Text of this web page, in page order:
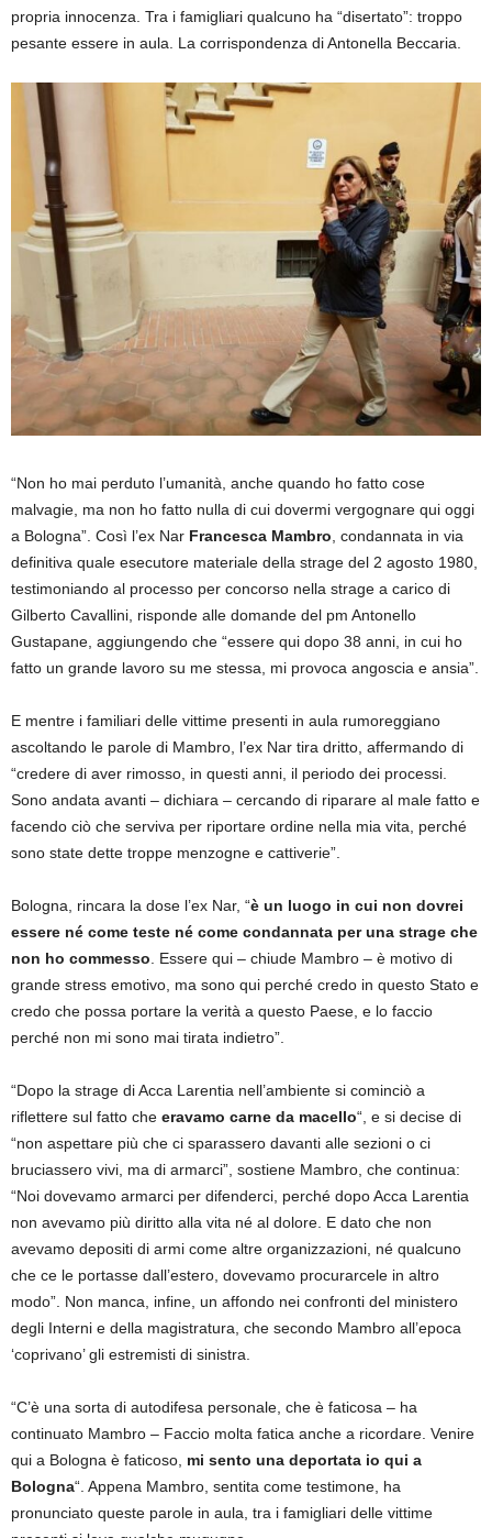
propria innocenza. Tra i famigliari qualcuno ha “disertato”: troppo
pesante essere in aula. La corrispondenza di Antonella Beccaria.
“Non ho mai perduto l’umanità, anche quando ho fatto cose
malvagie, ma non ho fatto nulla di cui dovermi vergognare qui oggi
a Bologna”. Così l’ex Nar Francesca Mambro , condannata in via
definitiva quale esecutore materiale della strage del 2 agosto 1980,
testimoniando al processo per concorso nella strage a carico di
Gilberto Cavallini, risponde alle domande del pm Antonello
Gustapane, aggiungendo che “essere qui dopo 38 anni, in cui ho
fatto un grande lavoro su me stessa, mi provoca angoscia e ansia”.
E mentre i familiari delle vittime presenti in aula rumoreggiano
ascoltando le parole di Mambro, l’ex Nar tira dritto, affermando di
“credere di aver rimosso, in questi anni, il periodo dei processi.
Sono andata avanti – dichiara – cercando di riparare al male fatto e
facendo ciò che serviva per riportare ordine nella mia vita, perché
sono state dette troppe menzogne e cattiverie”.
Bologna, rincara la dose l’ex Nar, “è un luogo in cui non dovrei
essere né come teste né come condannata per una strage che
non ho commesso . Essere qui – chiude Mambro – è motivo di
grande stress emotivo, ma sono qui perché credo in questo Stato e
credo che possa portare la verità a questo Paese, e lo faccio
perché non mi sono mai tirata indietro”.
“Dopo la strage di Acca Larentia nell’ambiente si cominciò a
riflettere sul fatto che eravamo carne da macello“, e si decise di
“non aspettare più che ci sparassero davanti alle sezioni o ci
bruciassero vivi, ma di armarci”, sostiene Mambro, che continua:
“Noi dovevamo armarci per difenderci, perché dopo Acca Larentia
non avevamo più diritto alla vita né al dolore. E dato che non
avevamo depositi di armi come altre organizzazioni, né qualcuno
che ce le portasse dall’estero, dovevamo procurarcele in altro
modo”. Non manca, infine, un affondo nei confronti del ministero
degli Interni e della magistratura, che secondo Mambro all’epoca
‘coprivano’ gli estremisti di sinistra.
“C’è una sorta di autodifesa personale, che è faticosa – ha
continuato Mambro – Faccio molta fatica anche a ricordare. Venire
qui a Bologna è faticoso, mi sento una deportata io qui a
Bologna“. Appena Mambro, sentita come testimone, ha
pronunciato queste parole in aula, tra i famigliari delle vittime